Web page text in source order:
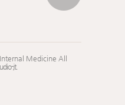
Medicine All
jt.